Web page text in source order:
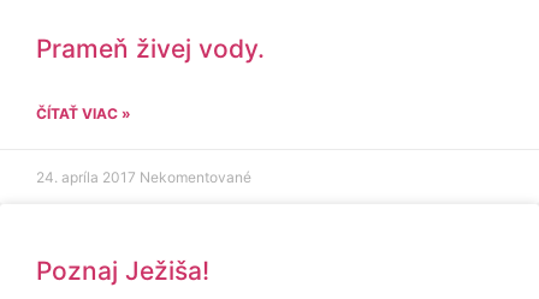
Prameň živej vody.
ČÍTAŤ VIAC »
24. apríla 2017 Nekomentované
Poznaj Ježiša!